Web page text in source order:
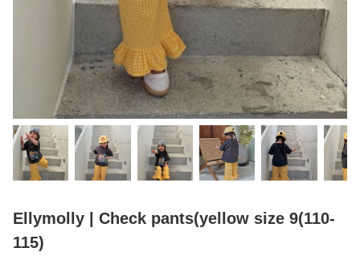
Ellymolly | Check pants(yellow size 9(110-
115)